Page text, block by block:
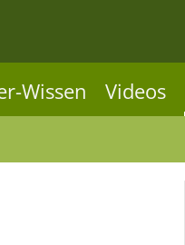
Wissen Videos